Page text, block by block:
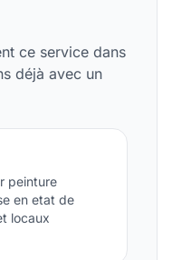
ce service dans
déjà avec un
peinture
en etat de
locaux